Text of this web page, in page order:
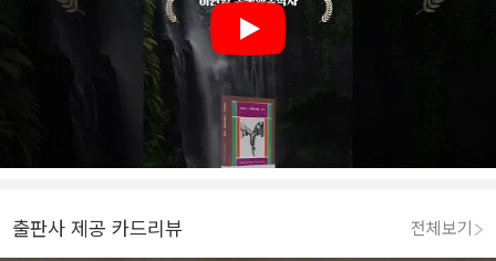
Play
출판사 제공 카드리뷰 전체보기